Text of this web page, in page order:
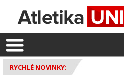
RYCHLÉ NOVINKY: